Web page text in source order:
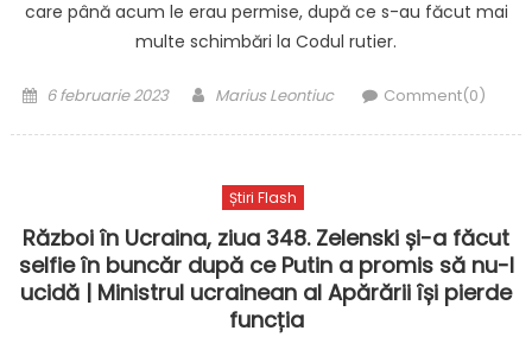
care până acum le erau permise, după ce s-au făcut mai
multe schimbări la Codul rutier.
Posted
6 februarie 2023 Author
Marius Leontiuc Comment(0)
Știri Flash
Război în Ucraina, ziua 348. Zelenski și-a făcut
selfie în buncăr după ce Putin a promis să nu-l
ucidă | Ministrul ucrainean al Apărării își pierde
funcția